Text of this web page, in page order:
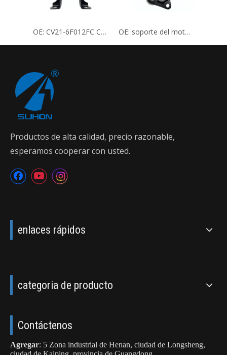
OE: CV21-6F012FC CV21-6F012CD 1781783 Soporte de motor OE: soporte del motor 2N15-6P082CA
Productos de alta calidad, precio razonable,
esperamos cooperar con usted.
enlaces rápidos
categoria de producto
Contáctenos
Agregar: 5 Zona industrial de Henan, ciudad de Longsheng,
ciudad de Kaiping, provincia de Guangdong.